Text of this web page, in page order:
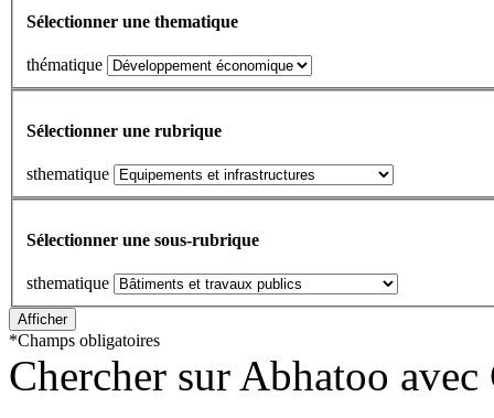
Sélectionner une thematique
thématique
Sélectionner une rubrique
sthematique
Sélectionner une sous-rubrique
sthematique
*Champs obligatoires
Chercher sur Abhatoo